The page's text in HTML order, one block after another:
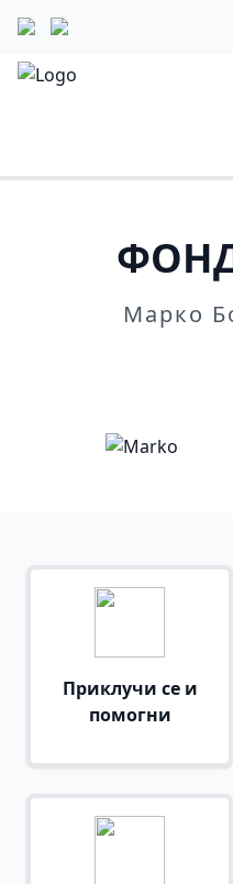
Марко
Приклучи се и
помогни